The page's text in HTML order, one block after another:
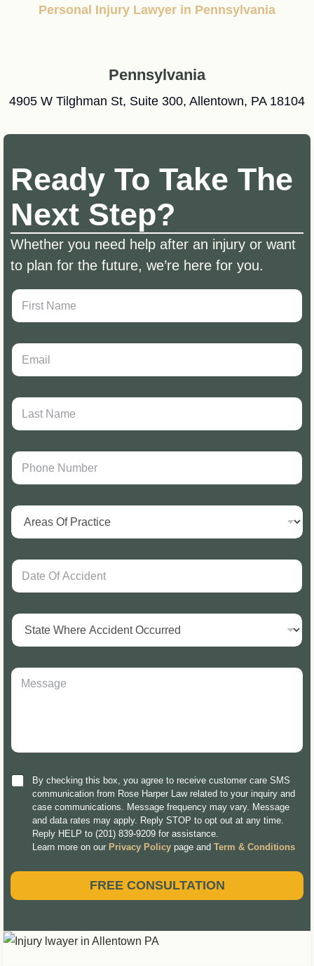
Personal Injury Lawyer in Pennsylvania
Pennsylvania
4905 W Tilghman St, Suite 300, Allentown, PA 18104
Ready To Take The
Next Step?
Whether you need help after an injury or want
to plan for the future, we’re here for you.
By checking this box, you agree to receive customer care SMS
communication from Rose Harper Law related to your inquiry and
case communications. Message frequency may vary. Message
and data rates may apply. Reply STOP to opt out at any time.
Reply HELP to (201) 839-9209 for assistance.
Learn more on our Privacy Policy page and Term & Conditions
FREE CONSULTATION